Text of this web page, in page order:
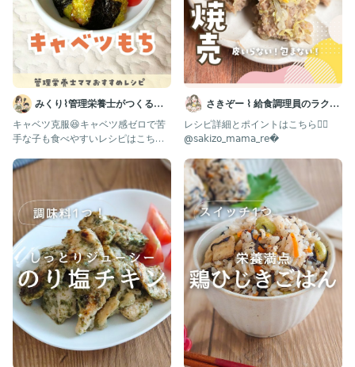
このアカウントでは…
▶︎がんばりすぎない家族ごはん
▶︎ 3ステップで完成する時短レシピ
▶︎保育園の給食レシピ
を発信しています♪
「作ったよ！」のタグ付けや
いいね・フォロー・コメント、とっても励みになります♪
にDMくださいね！
日々のごはんや出来事はストーリーにて公開中🌷
他のレシピはこちらから公開中！
👉@𝗆𝗈𝗀𝗆𝗈𝗀_𝗄𝗂𝖽𝗌𝗀𝗈𝗁𝖺𝗇
#塩麹レシピ
#鶏肉レシピ
みくり⌇管理栄養士がつくる幼
児食レシピ
キャベツ克服😆キャベツ感ゼロで苦
手な子も食べやすいレシピはこちら
さきぞー ⌇ 給食調理員のラクう
ま幼児食
レシピ詳細とポイントはこちら💁‍♀️ ⁡
@𝗌𝖺𝗄𝗂𝗓𝗈_𝗆𝖺𝗆𝖺_𝗋𝖾